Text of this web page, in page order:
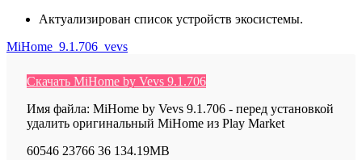
Актуализирован список устройств экосистемы.
MiHome_9.1.706_vevs
Скачать MiHome by Vevs 9.1.706
Имя файла: MiHome by Vevs 9.1.706 - перед установкой
удалить оригинальный MiHome из Play Market
60546 23766 36 134.19MB